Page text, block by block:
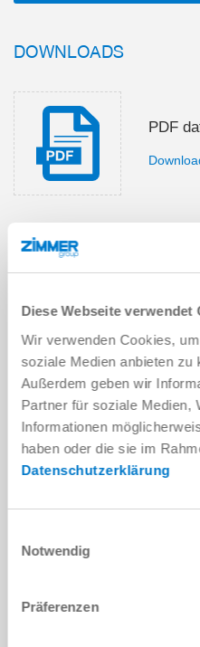
Diese Webseite verwendet
Wir verwenden Cookies,
soziale Medien anbieten zu
Außerdem geben wir
Partner für soziale Medien,
Informationen
haben oder die sie im
Datenschutzerklärung
Notwendig
Präferenzen
DOWNLOADS
PDF
Spare